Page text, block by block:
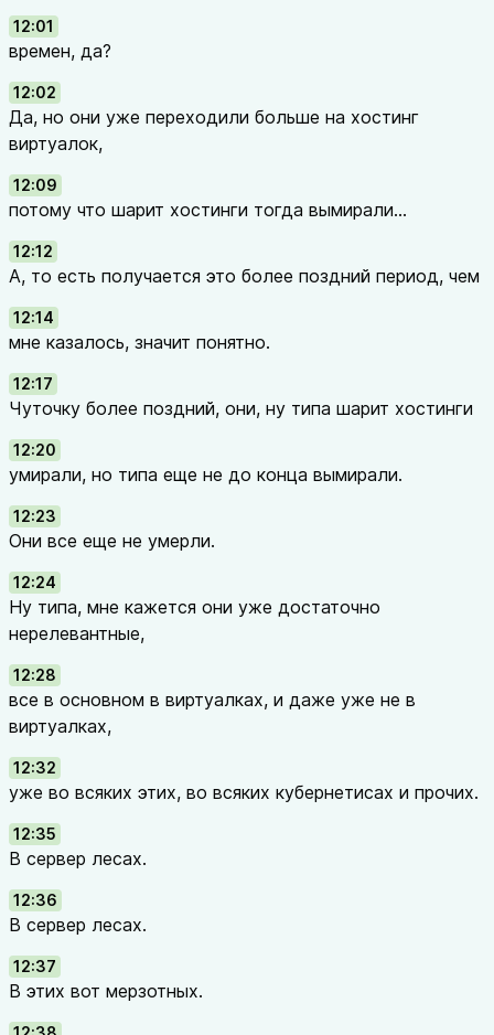
12:01
времен, да?
12:02
Да, но они уже переходили больше на хостинг
виртуалок,
12:09
потому что шарит хостинги тогда вымирали...
12:12
А, то есть получается это более поздний период, чем
12:14
мне казалось, значит понятно.
12:17
Чуточку более поздний, они, ну типа шарит хостинги
12:20
умирали, но типа еще не до конца вымирали.
12:23
Они все еще не умерли.
12:24
Ну типа, мне кажется они уже достаточно
нерелевантные,
12:28
все в основном в виртуалках, и даже уже не в
виртуалках,
12:32
уже во всяких этих, во всяких кубернетисах и прочих.
12:35
В сервер лесах.
12:36
В сервер лесах.
12:37
В этих вот мерзотных.